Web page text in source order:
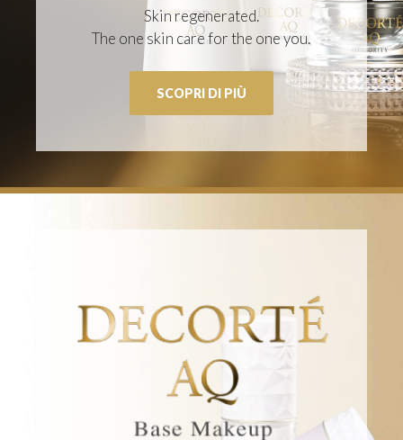
Skin regenerated.
The one skin care for the one you.
SCOPRI DI PIÙ